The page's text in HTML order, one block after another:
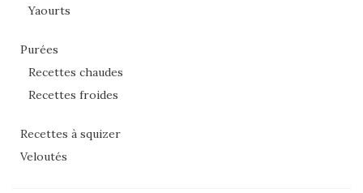
Yaourts
Purées
Recettes chaudes
Recettes froides
Recettes à squizer
Veloutés